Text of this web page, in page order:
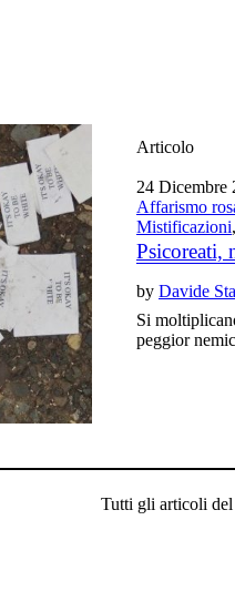
Articolo
24 Dicembre
Affarismo
Mistificazioni
Psicoreati,
byDavide
Si
peggior
Tutti gli articoli